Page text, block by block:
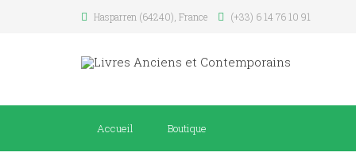
Hasparren (64240), France (+33) 6 14 76 10 91
Accueil Boutique